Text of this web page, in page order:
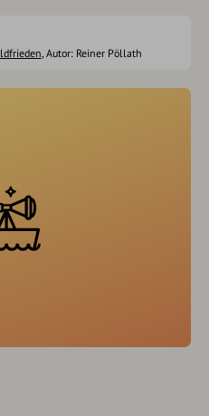
, Autor: Reiner Pöllath